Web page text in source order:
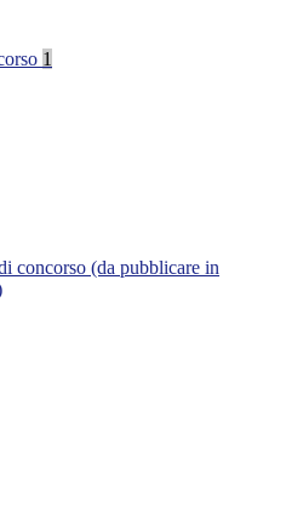
1
concorso (da pubblicare in